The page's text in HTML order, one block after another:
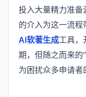
投入大量精力准
的介入为这一流
AI软著生成工具，
期，但随之而来的
为困扰众多申请者